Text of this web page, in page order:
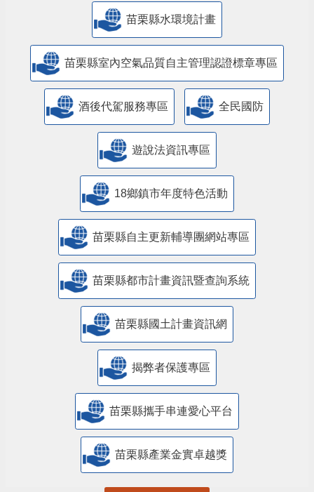
苗栗縣水環境計畫
苗栗縣室內空氣品質自主管理認證標章專區
酒後代駕服務專區 全民國防
遊說法資訊專區
18鄉鎮市年度特色活動
苗栗縣自主更新輔導團網站專區
苗栗縣都市計畫資訊暨查詢系統
苗栗縣國土計畫資訊網
揭弊者保護專區
苗栗縣攜手串連愛心平台
苗栗縣產業金實卓越獎